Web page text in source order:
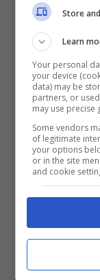
Un caldo
Il ritorno
suggerisce
affrontare
prima di
Store
Learn
Your personal
your device
data) may be
partners, or
may use precise
Some vendors
of legitimate
your options
or in the site
and cookie